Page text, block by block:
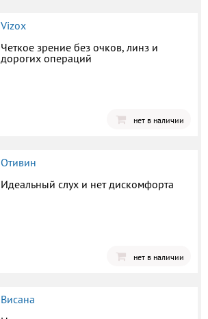
Vizox
Четкое зрение без очков, линз и
дорогих операций
нет в наличии
Отивин
Идеальный слух и нет дискомфорта
нет в наличии
Висана